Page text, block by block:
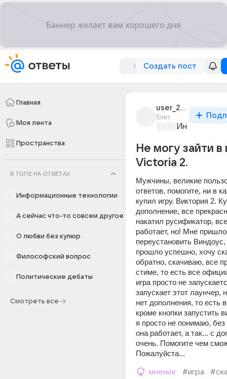
Создать пост
Главная
Моя лента
Пространства
В ТОПЕ НА ОТВЕТАХ
Информационные технологии
А сейчас что-то совсем другое
О любви без купюр
Философский вопрос
Политические дебаты
Смотреть все
user_287121920
5лет
Не могу зайти в
Victoria 2.
Мужчины, великие
ответов, помогите, ни в
купил игру. Виктория 2.
дополнение, все
накатил русификатор,
работает, но! Мне
переустановить Виндоус,
прошло успешно, хочу
обратно, скачиваю, все
стиме, то есть все
игра просто не
запускает этот лаунчер,
нет дополнения, то есть
кроме кнопки запустить
я просто не понимаю,
она работает, а так... с
очень. Помогите чем
Пожалуйста...
мнения #игра